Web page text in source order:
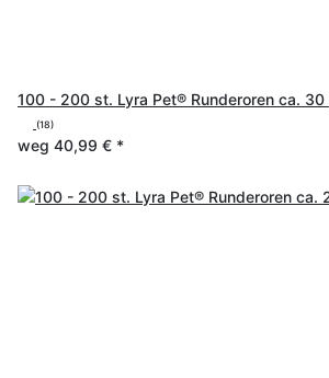
100 - 200 st. Lyra Pet® Runderoren ca.
(18)
weg 40,99 € *